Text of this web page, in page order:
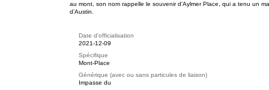
au mont, son nom rappelle le souvenir d'Aylmer Place, qui a tenu un
d’Austin.
Date d'officialisation
2021-12-09
Spécifique
Mont-Place
Générique (avec ou sans particules de liaison)
Impasse du